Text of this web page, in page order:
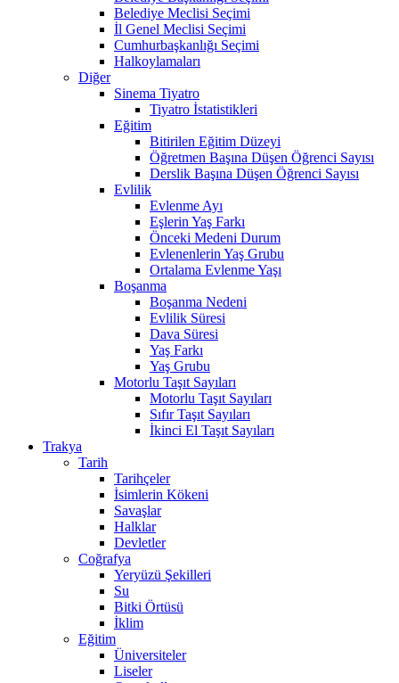
Belediye Meclisi Seçimi
İl Genel Meclisi Seçimi
Cumhurbaşkanlığı Seçimi
Halkoylamaları
Diğer
Sinema Tiyatro
Tiyatro İstatistikleri
Eğitim
Bitirilen Eğitim Düzeyi
Öğretmen Başına Düşen Öğrenci Sayısı
Derslik Başına Düşen Öğrenci Sayısı
Evlilik
Evlenme Ayı
Eşlerin Yaş Farkı
Önceki Medeni Durum
Evlenenlerin Yaş Grubu
Ortalama Evlenme Yaşı
Boşanma
Boşanma Nedeni
Evlilik Süresi
Dava Süresi
Yaş Farkı
Yaş Grubu
Motorlu Taşıt Sayıları
Motorlu Taşıt Sayıları
Sıfır Taşıt Sayıları
İkinci El Taşıt Sayıları
Trakya
Tarih
Tarihçeler
İsimlerin Kökeni
Savaşlar
Halklar
Devletler
Coğrafya
Yeryüzü Şekilleri
Su
Bitki Örtüsü
İklim
Eğitim
Üniversiteler
Liseler